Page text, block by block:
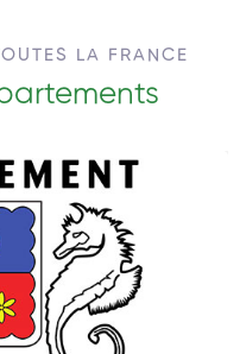
LA FRANCE